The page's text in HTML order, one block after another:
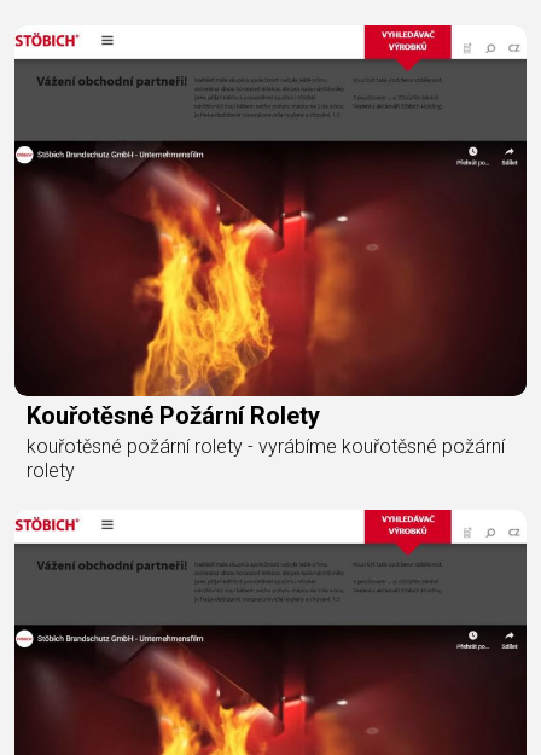
Kouřotěsné Požární Rolety
kouřotěsné požární rolety - vyrábíme kouřotěsné požární
rolety